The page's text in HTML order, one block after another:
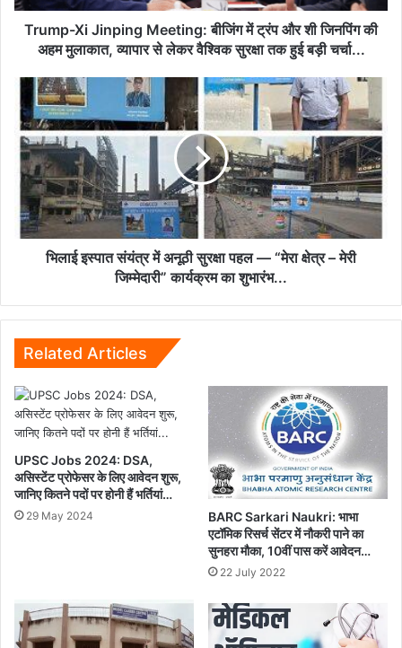
शी
जिनपिंग
मुलाकात,
व्यापार
से
लेकर
वैश्विक
सुरक्षा
तक
हुई
बड़ी
Trump-Xi Jinping Meeting: बीजिंग में ट्रंप और शी जिनपिंग की
अहम मुलाकात, व्यापार से लेकर वैश्विक सुरक्षा तक हुई बड़ी चर्चा...
भिलाई
इस्पात
संयंत्र
अनूठी
सुरक्षा
पहल
—
“मेरा
का
शुभारंभ...
भिलाई इस्पात संयंत्र में अनूठी सुरक्षा पहल — “मेरा क्षेत्र – मेरी
जिम्मेदारी” कार्यक्रम का शुभारंभ...
Related Articles
UPSC Jobs 2024: DSA,
असिस्टेंट प्रोफेसर के लिए आवेदन शुरू,
जानिए कितने पदों पर होनी हैं भर्तियां…
29 May 2024
BARC Sarkari Naukri: भाभा
एटॉमिक रिसर्च सेंटर में नौकरी पाने का
सुनहरा मौका, 10वीं पास करें आवेदन…
22 July 2022